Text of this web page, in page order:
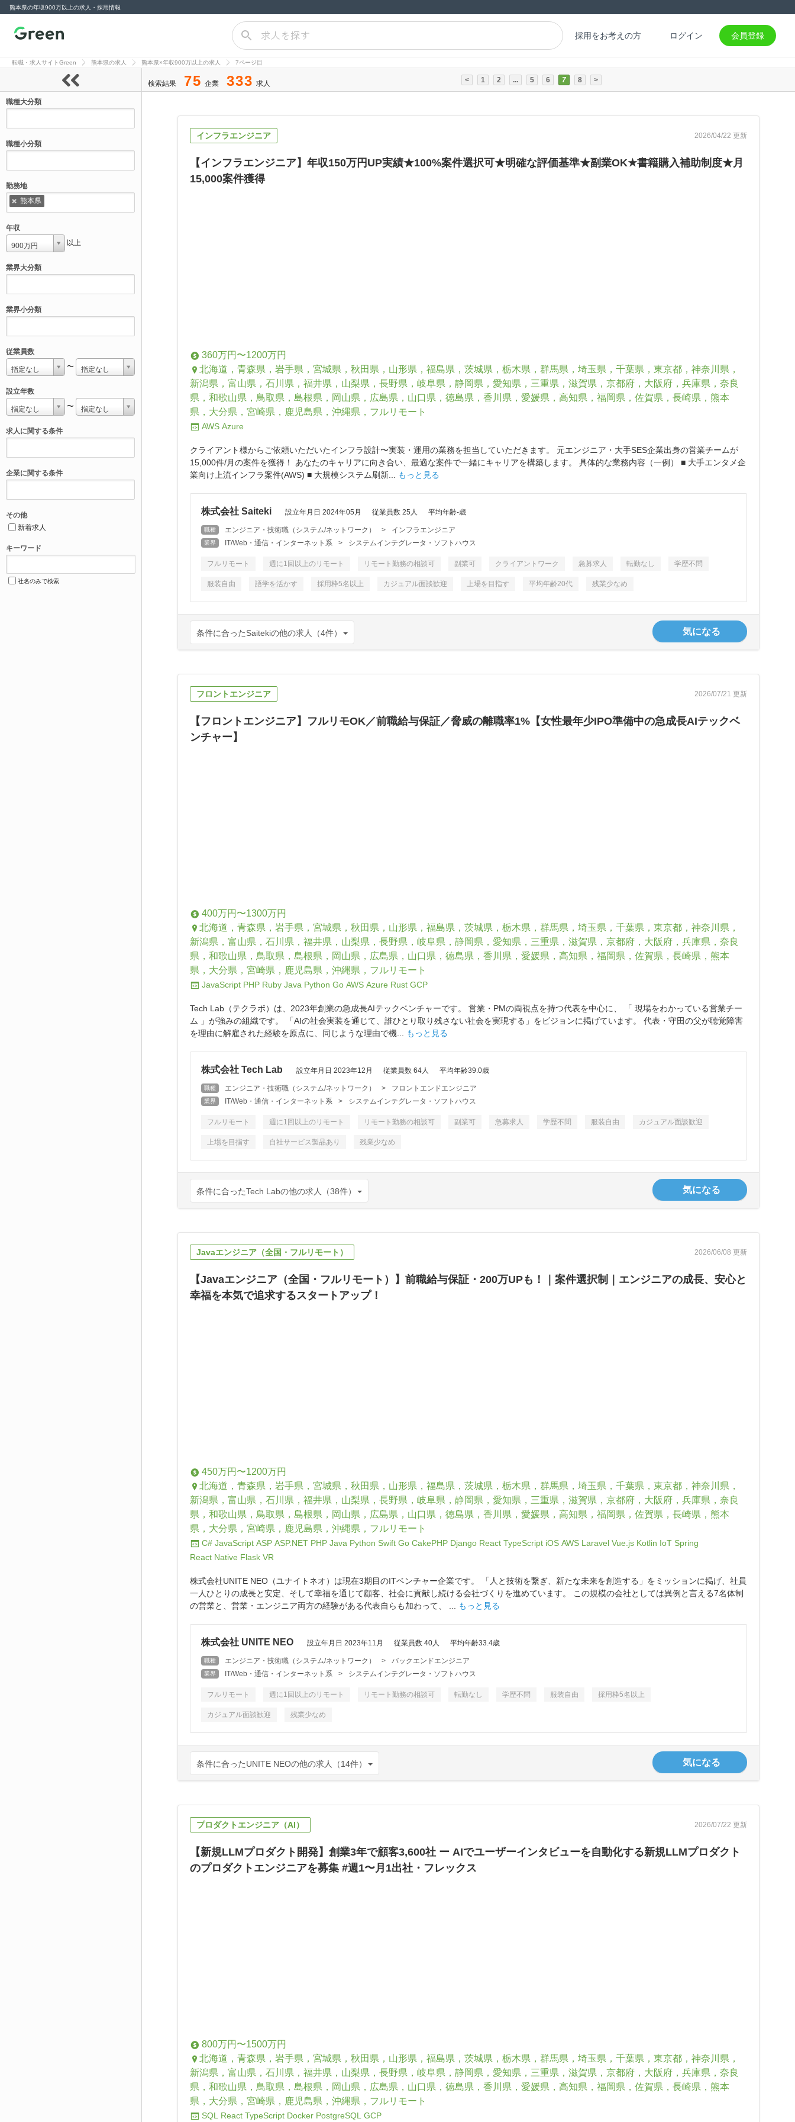
熊本県の年収900万以上の求人・採用情報
Green（グリー
求人を探す 採用をお考えの方 ログイン 会員登録
転職・求人サイトGreen 熊本県の求人 熊本県×年収900万以上の求人 7ページ目
職種大分類
職種小分類
勤務地
熊本県
年収
900万円 以上
業界大分類
業界小分類
従業員数
指定なし 〜 指定なし
設立年数
指定なし 〜 指定なし
求人に関する条件
企業に関する条件
その他
新着求人
キーワード
社名のみで検索
検索結果 75 企業 333 求人 < 1 2 ... 5 6 7 8 >
インフラエンジニア 2026/04/22 更新
【インフラエンジニア】年収150万円UP実績★100%案件選択可★明確な評価基準★副業OK★書籍購入補助制度★月
15,000案件獲得
360万円〜1200万円
北海道，青森県，岩手県，宮城県，秋田県，山形県，福島県，茨城県，栃木県，群馬県，埼玉県，千葉県，東京都，神奈川県，
新潟県，富山県，石川県，福井県，山梨県，長野県，岐阜県，静岡県，愛知県，三重県，滋賀県，京都府，大阪府，兵庫県，奈良
県，和歌山県，鳥取県，島根県，岡山県，広島県，山口県，徳島県，香川県，愛媛県，高知県，福岡県，佐賀県，長崎県，熊本
県，大分県，宮崎県，鹿児島県，沖縄県，フルリモート
AWS Azure
クライアント様からご依頼いただいたインフラ設計〜実装・運用の業務を担当していただきます。 元エンジニア・大手SES企業出身の営業チームが
15,000件/月の案件を獲得！ あなたのキャリアに向き合い、最適な案件で一緒にキャリアを構築します。 具体的な業務内容（一例） ■ 大手エンタメ企
業向け上流インフラ案件(AWS) ■ 大規模システム刷新...
もっと見る
株式会社 Saiteki 設立年月日 2024年05月 従業員数 25人 平均年齢-歳
職種 エンジニア・技術職（システム/ネットワーク） > インフラエンジニア
業界 IT/Web・通信・インターネット系 > システムインテグレータ・ソフトハウス
フルリモート 週に1回以上のリモート リモート勤務の相談可 副業可 クライアントワーク 急募求人 転勤なし 学歴不問
服装自由 語学を活かす 採用枠5名以上 カジュアル面談歓迎 上場を目指す 平均年齢20代 残業少なめ
条件に合ったSaitekiの他の求人（4件） 気になる
フロントエンジニア 2026/07/21 更新
【フロントエンジニア】フルリモOK／前職給与保証／脅威の離職率1%【女性最年少IPO準備中の急成長AIテックベ
ンチャー】
400万円〜1300万円
北海道，青森県，岩手県，宮城県，秋田県，山形県，福島県，茨城県，栃木県，群馬県，埼玉県，千葉県，東京都，神奈川県，
新潟県，富山県，石川県，福井県，山梨県，長野県，岐阜県，静岡県，愛知県，三重県，滋賀県，京都府，大阪府，兵庫県，奈良
県，和歌山県，鳥取県，島根県，岡山県，広島県，山口県，徳島県，香川県，愛媛県，高知県，福岡県，佐賀県，長崎県，熊本
県，大分県，宮崎県，鹿児島県，沖縄県，フルリモート
JavaScript PHP Ruby Java Python Go AWS Azure Rust GCP
Tech Lab（テクラボ）は、2023年創業の急成長AIテックベンチャーです。 営業・PMの両視点を持つ代表を中心に、 「 現場をわかっている営業チー
ム 」が強みの組織です。 「AIの社会実装を通じて、誰ひとり取り残さない社会を実現する」をビジョンに掲げています。 代表・守田の父が聴覚障害
を理由に解雇された経験を原点に、同じような理由で機...
もっと見る
株式会社 Tech Lab 設立年月日 2023年12月 従業員数 64人 平均年齢39.0歳
職種 エンジニア・技術職（システム/ネットワーク） > フロントエンドエンジニア
業界 IT/Web・通信・インターネット系 > システムインテグレータ・ソフトハウス
フルリモート 週に1回以上のリモート リモート勤務の相談可 副業可 急募求人 学歴不問 服装自由 カジュアル面談歓迎
上場を目指す 自社サービス製品あり 残業少なめ
条件に合ったTech Labの他の求人（38件） 気になる
Javaエンジニア（全国・フルリモート） 2026/06/08 更新
【Javaエンジニア（全国・フルリモート）】前職給与保証・200万UPも！｜案件選択制｜エンジニアの成長、安心と
幸福を本気で追求するスタートアップ！
450万円〜1200万円
北海道，青森県，岩手県，宮城県，秋田県，山形県，福島県，茨城県，栃木県，群馬県，埼玉県，千葉県，東京都，神奈川県，
新潟県，富山県，石川県，福井県，山梨県，長野県，岐阜県，静岡県，愛知県，三重県，滋賀県，京都府，大阪府，兵庫県，奈良
県，和歌山県，鳥取県，島根県，岡山県，広島県，山口県，徳島県，香川県，愛媛県，高知県，福岡県，佐賀県，長崎県，熊本
県，大分県，宮崎県，鹿児島県，沖縄県，フルリモート
C# JavaScript ASP ASP.NET PHP Java Python Swift Go CakePHP Django React TypeScript iOS AWS Laravel Vue.js Kotlin IoT Spring
React Native Flask VR
株式会社UNITE NEO（ユナイトネオ）は現在3期目のITベンチャー企業です。 「人と技術を繋ぎ、新たな未来を創造する」をミッションに掲げ、社員
一人ひとりの成長と安定、そして幸福を通じて顧客、社会に貢献し続ける会社づくりを進めています。 この規模の会社としては異例と言える7名体制
の営業と、営業・エンジニア両方の経験がある代表自らも加わって、 ...
もっと見る
株式会社 UNITE NEO 設立年月日 2023年11月 従業員数 40人 平均年齢33.4歳
職種 エンジニア・技術職（システム/ネットワーク） > バックエンドエンジニア
業界 IT/Web・通信・インターネット系 > システムインテグレータ・ソフトハウス
フルリモート 週に1回以上のリモート リモート勤務の相談可 転勤なし 学歴不問 服装自由 採用枠5名以上
カジュアル面談歓迎 残業少なめ
条件に合ったUNITE NEOの他の求人（14件） 気になる
プロダクトエンジニア（AI） 2026/07/22 更新
【新規LLMプロダクト開発】創業3年で顧客3,600社 ー AIでユーザーインタビューを自動化する新規LLMプロダクト
のプロダクトエンジニアを募集 #週1〜月1出社・フレックス
800万円〜1500万円
北海道，青森県，岩手県，宮城県，秋田県，山形県，福島県，茨城県，栃木県，群馬県，埼玉県，千葉県，東京都，神奈川県，
新潟県，富山県，石川県，福井県，山梨県，長野県，岐阜県，静岡県，愛知県，三重県，滋賀県，京都府，大阪府，兵庫県，奈良
県，和歌山県，鳥取県，島根県，岡山県，広島県，山口県，徳島県，香川県，愛媛県，高知県，福岡県，佐賀県，長崎県，熊本
県，大分県，宮崎県，鹿児島県，沖縄県，フルリモート
SQL React TypeScript Docker PostgreSQL GCP